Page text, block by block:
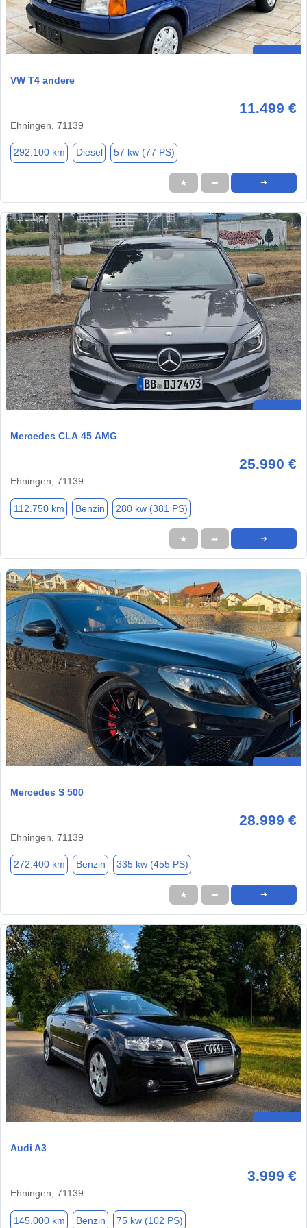
VW T4 andere
11.499 €
Ehningen, 71139
292.100 km Diesel 57 kw (77 PS)
★ ➦ ➜
Mercedes CLA 45 AMG
25.990 €
Ehningen, 71139
112.750 km Benzin 280 kw (381 PS)
★ ➦ ➜
Mercedes S 500
28.999 €
Ehningen, 71139
272.400 km Benzin 335 kw (455 PS)
★ ➦ ➜
Audi A3
3.999 €
Ehningen, 71139
145.000 km Benzin 75 kw (102 PS)